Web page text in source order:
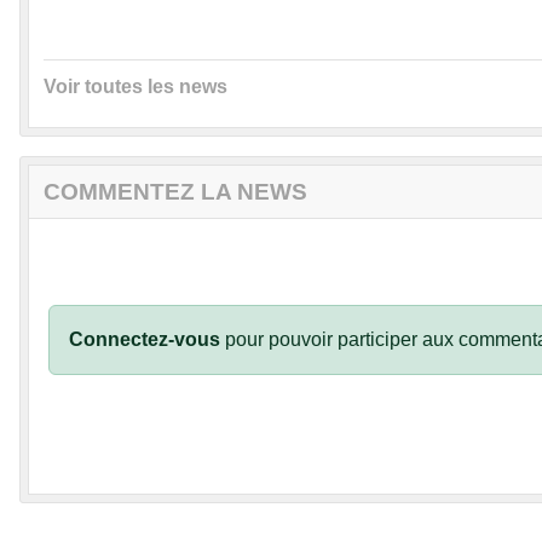
Voir toutes les news
COMMENTEZ LA NEWS
Connectez-vous pour pouvoir participer aux